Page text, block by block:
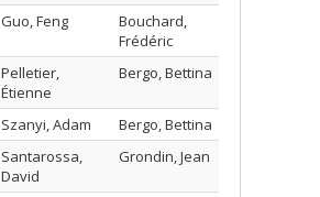
Guo, Feng
Bouchard,
Frédéric
Pelletier,
Étienne
Bergo, Bettina
Szanyi, Adam
Bergo, Bettina
Santarossa,
David
Grondin, Jean